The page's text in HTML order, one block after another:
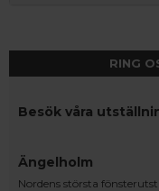
RING
Besök våra
Ängelholm
Nordens största